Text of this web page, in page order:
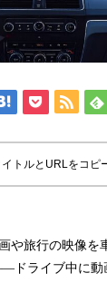
トルとURLをコピ
や旅行の映像
ドライブ中に動